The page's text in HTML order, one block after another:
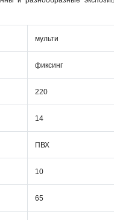
мульти
фиксинг
220
14
ПВХ
10
65